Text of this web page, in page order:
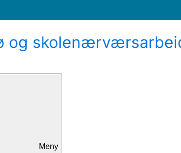
og
Meny